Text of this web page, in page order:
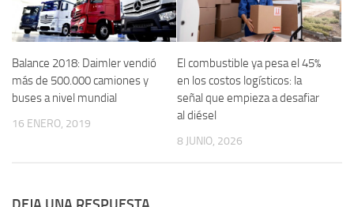
Balance 2018: Daimler vendió
más de 500.000 camiones y
buses a nivel mundial
16 ENERO, 2019
El combustible ya pesa el 45%
en los costos logísticos: la
señal que empieza a desafiar
al diésel
8 JUNIO, 2026